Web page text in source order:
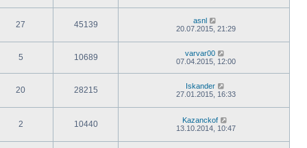
27 45139
asnl
20.07.2015, 21:29
5 10689
varvar00
07.04.2015, 12:00
20 28215
Iskander
27.01.2015, 16:33
2 10440
Kazanckof
13.10.2014, 10:47